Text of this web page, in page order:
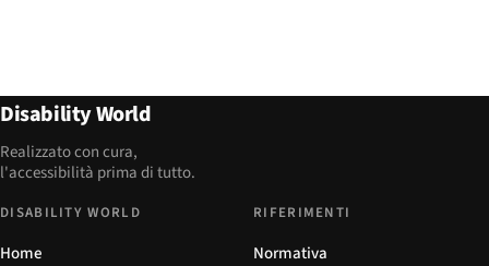
Disability World
Realizzato con cura,
l'accessibilità prima di tutto.
DISABILITY WORLD
Home
RIFERIMENTI
Normativa